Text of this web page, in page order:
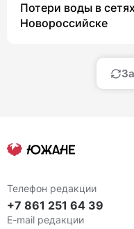
Потери воды в
Новороссийске
Телефон редакции
+7 861 251 64 39
E-mail редакции